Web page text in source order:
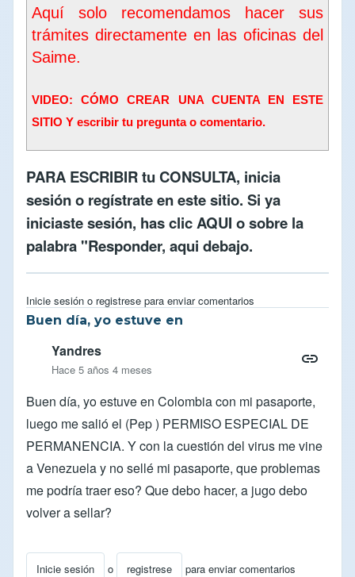
Aquí solo recomendamos hacer sus
trámites directamente en las oficinas del
Saime.
VIDEO: CÓMO CREAR UNA CUENTA EN ESTE
SITIO Y escribir tu pregunta o comentario.
PARA ESCRIBIR tu CONSULTA, inicia
sesióno regístrate en este sitio. Si ya
iniciaste sesión, has clicAQUI o sobre la
palabra "Responder, aqui debajo.
Inicie sesión o registrese para enviar comentarios
Buen día, yo estuve en
Yandres
Hace 5 años 4 meses
Buen día, yo estuve en Colombia con mi pasaporte,
luego me salió el (Pep ) PERMISO ESPECIAL DE
PERMANENCIA. Y con la cuestión del virus me vine
a Venezuela y no sellé mi pasaporte, que problemas
me podría traer eso? Que debo hacer, a jugo debo
volver a sellar?
Inicie sesión o registrese para enviar comentarios